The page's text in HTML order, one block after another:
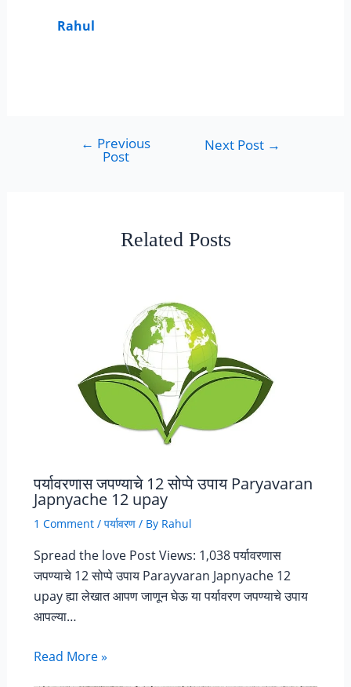
Rahul
← Previous
Post
Next Post →
Related Posts
पर्यावरणास जपण्याचे 12 सोप्पे उपाय Paryavaran
Japnyache 12 upay
1 Comment / पर्यावरण/ By Rahul
Spread the love Post Views: 1,038 पर्यावरणास
जपण्याचे 12 सोप्पे उपाय Parayvaran Japnyache 12
upay ह्या लेखात आपण जाणून घेऊ या पर्यावरण जपण्याचे उपाय
आपल्या…
Read More »